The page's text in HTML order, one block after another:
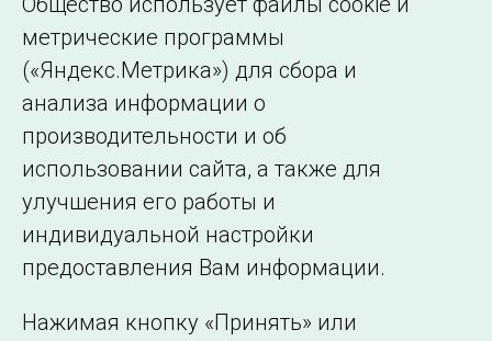
монументу
Страница 1 из 127.
1 2 3 … 127 Далее
©2005–2026 АО «СО ЕЭС»
Филиалы и
представительства
метрические программы
(«Яндекс.Метрика») для сбора и
анализа информации о
производительности и об
использовании сайта, а также для
улучшения его работы и
индивидуальной настройки
предоставления Вам информации.
Нажимая кнопку «Принять» или